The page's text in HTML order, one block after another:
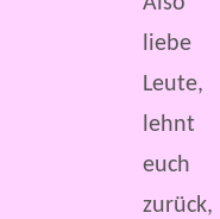
liebe
Leute,
lehnt
euch
zurück,